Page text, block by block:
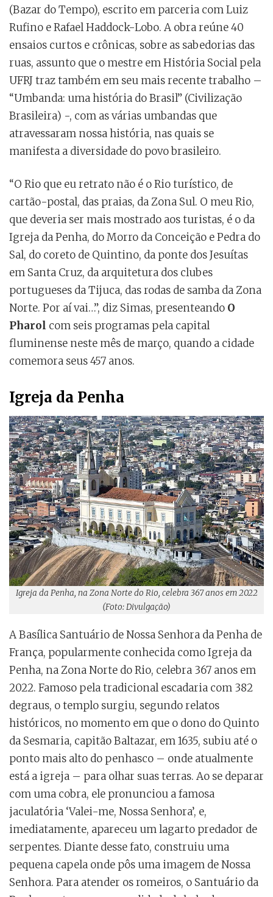
(Bazar do Tempo), escrito em parceria com Luiz
Rufino e Rafael Haddock-Lobo. A obra reúne 40
ensaios curtos e crônicas, sobre as sabedorias das
ruas, assunto que o mestre em História Social pela
UFRJ traz também em seu mais recente trabalho –
“Umbanda: uma história do Brasil” (Civilização
Brasileira) -, com as várias umbandas que
atravessaram nossa história, nas quais se
manifesta a diversidade do povo brasileiro.
“O Rio que eu retrato não é o Rio turístico, de
cartão-postal, das praias, da Zona Sul. O meu Rio,
que deveria ser mais mostrado aos turistas, é o da
Igreja da Penha, do Morro da Conceição e Pedra do
Sal, do coreto de Quintino, da ponte dos Jesuítas
em Santa Cruz, da arquitetura dos clubes
portugueses da Tijuca, das rodas de samba da Zona
Norte. Por aí vai…”, diz Simas, presenteando O
Pharol com seis programas pela capital
fluminense neste mês de março, quando a cidade
comemora seus 457 anos.
Igreja da Penha
Igreja da Penha, na Zona Norte do Rio, celebra 367 anos em 2022
(Foto: Divulgação)
A Basílica Santuário de Nossa Senhora da Penha de
França, popularmente conhecida como Igreja da
Penha, na Zona Norte do Rio, celebra 367 anos em
2022. Famoso pela tradicional escadaria com 382
degraus, o templo surgiu, segundo relatos
históricos, no momento em que o dono do Quinto
da Sesmaria, capitão Baltazar, em 1635, subiu até o
ponto mais alto do penhasco – onde atualmente
está a igreja – para olhar suas terras. Ao se deparar
com uma cobra, ele pronunciou a famosa
jaculatória ‘Valei-me, Nossa Senhora’, e,
imediatamente, apareceu um lagarto predador de
serpentes. Diante desse fato, construiu uma
pequena capela onde pôs uma imagem de Nossa
Senhora. Para atender os romeiros, o Santuário da